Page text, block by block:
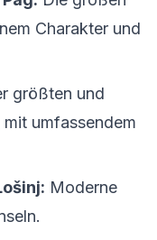
Charakter und
größten und
umfassendem
Moderne